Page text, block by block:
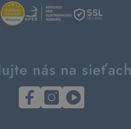
nás na sieťach